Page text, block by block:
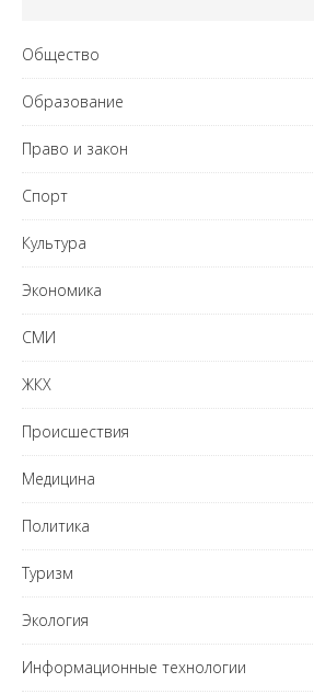
Общество
Образование
Право и закон
Спорт
Культура
Экономика
СМИ
ЖКХ
Происшествия
Медицина
Политика
Туризм
Экология
Информационные технологии